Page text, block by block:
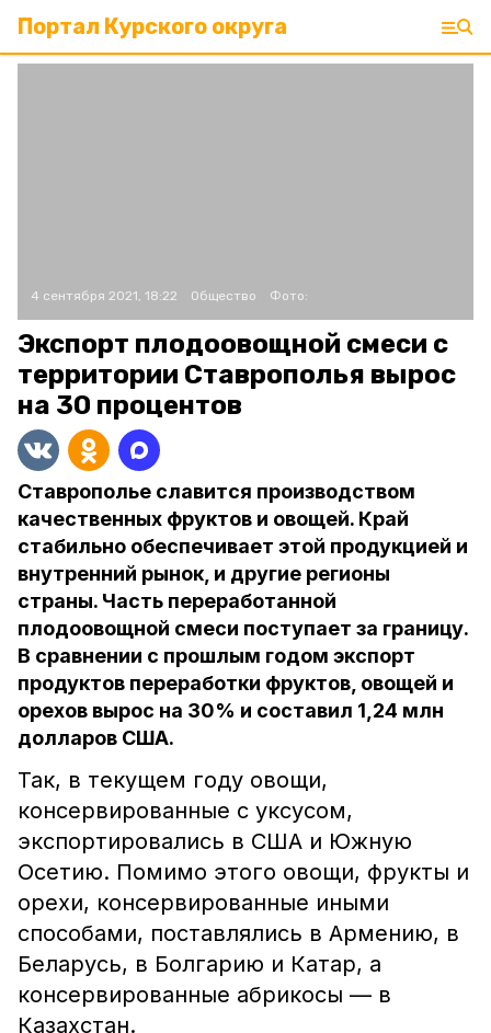
Портал Курского округа
4 сентября 2021, 18:22 Общество Фото:
Экспорт плодоовощной смеси с
территории Ставрополья вырос
на 30 процентов
Ставрополье славится производством
качественных фруктов и овощей. Край
стабильно обеспечивает этой продукцией и
внутренний рынок, и другие регионы
страны. Часть переработанной
плодоовощной смеси поступает за границу.
В сравнении с прошлым годом экспорт
продуктов переработки фруктов, овощей и
орехов вырос на 30% и составил 1,24 млн
долларов США.
Так, в текущем году овощи,
консервированные с уксусом,
экспортировались в США и Южную
Осетию. Помимо этого овощи, фрукты и
орехи, консервированные иными
способами, поставлялись в Армению, в
Беларусь, в Болгарию и Катар, а
консервированные абрикосы — в
Казахстан.